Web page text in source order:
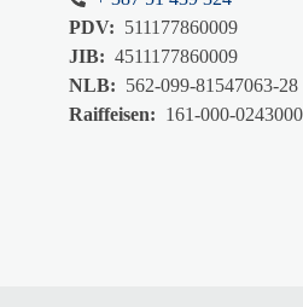
PDV: 511177860009
JIB: 4511177860009
NLB: 562-099-81547063-28
Raiffeisen: 161-000-